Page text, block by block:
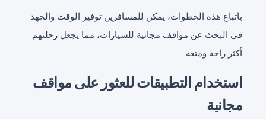
باتباع هذه الخطوات، يمكن للمسافرين توفير الوقت والجهد
في البحث عن مواقف مجانية للسيارات، مما يجعل رحلتهم
أكثر راحة ومتعة.
استخدام التطبيقات للعثور على مواقف
مجانية